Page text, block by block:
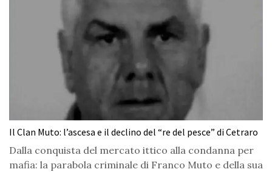
Il Clan Muto: l’ascesa e il declino del “re del pesce” di Cetraro
Dalla conquista del mercato ittico alla condanna per
mafia: la parabola criminale di Franco Muto e della sua